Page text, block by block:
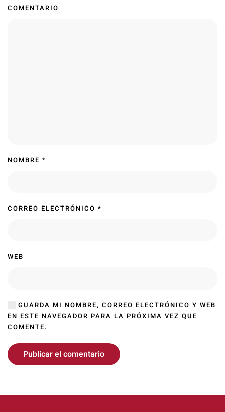
COMENTARIO
NOMBRE *
CORREO ELECTRÓNICO *
WEB
GUARDA MI NOMBRE, CORREO ELECTRÓNICO Y WEB
EN ESTE NAVEGADOR PARA LA PRÓXIMA VEZ QUE
COMENTE.
Publicar el comentario